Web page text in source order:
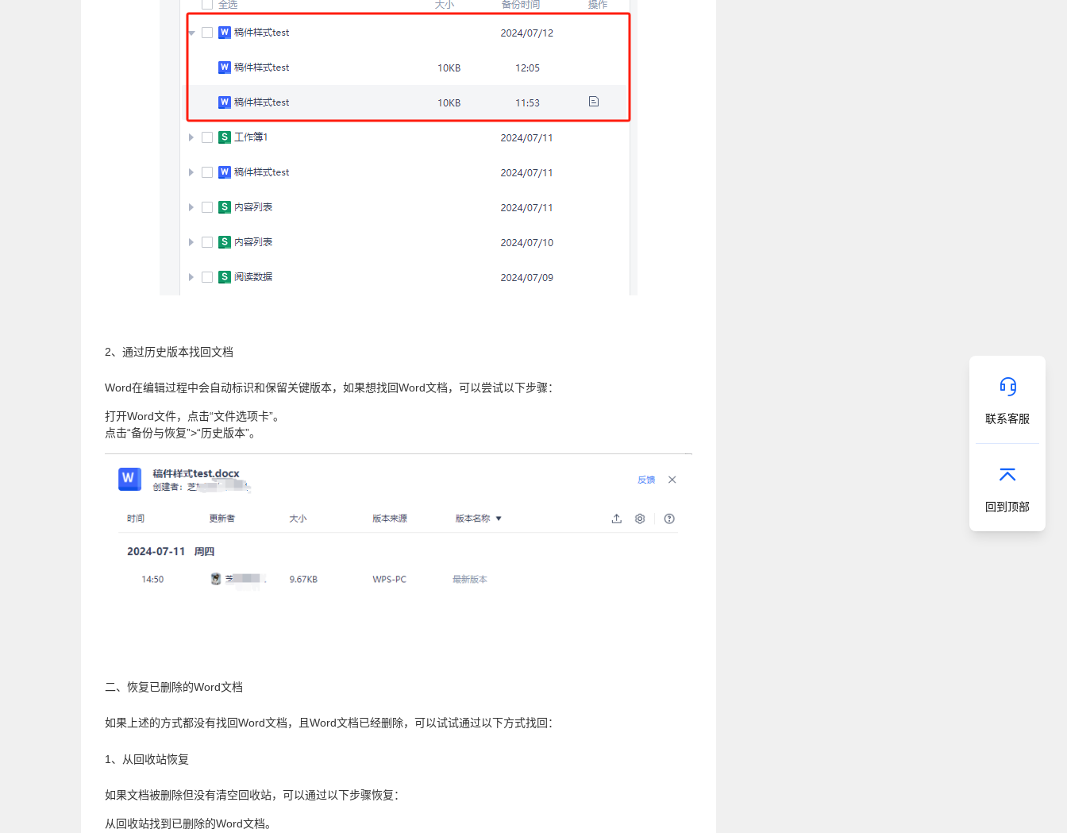
联系客服
回到顶部
2、通过历史版本找回文档
Word在编辑过程中会自动标识和保留关键版本，如果想找回Word文档，可以尝试以下步骤：
打开Word文件，点击“文件选项卡”。
点击“备份与恢复”>“历史版本”。
二、恢复已删除的Word文档
如果上述的方式都没有找回Word文档，且Word文档已经删除，可以试试通过以下方式找回：
1、从回收站恢复
如果文档被删除但没有清空回收站，可以通过以下步骤恢复：
从回收站找到已删除的Word文档。